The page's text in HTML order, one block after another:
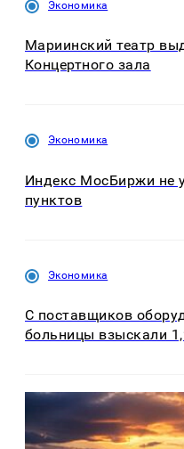
Экономика
Мариинский театр
Концертного зала
Экономика
Индекс МосБиржи не
пунктов
Экономика
С поставщиков
больницы взыскали